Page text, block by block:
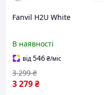
Fanvil H2U White
В наявності
від546₴/міс
3 279₴
3 299 ₴